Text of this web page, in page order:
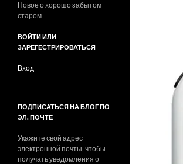
Новое о хорошо забытом
старом
ВОЙТИ ИЛИ
ЗАРЕГЕСТРИРОВАТЬСЯ
Вход
ПОДПИСАТЬСЯ НА БЛОГ ПО
ЭЛ. ПОЧТЕ
Укажите свой адрес
электронной почты, чтобы
получать уведомления о